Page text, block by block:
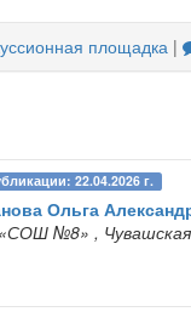
площадка |
22.04.2026 г.
Ольга
№8» ,